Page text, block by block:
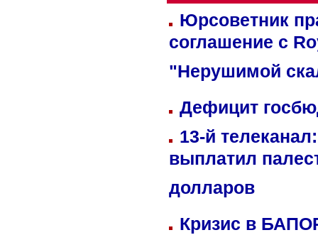
Юрсоветник
соглашение с
"Нерушимой
Дефицит
13-й
выплатил
долларов
Кризис в